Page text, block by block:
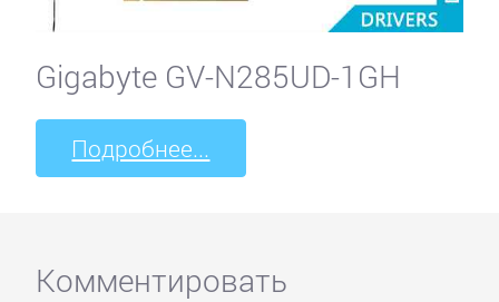
Gigabyte GV-N285UD-1GH
Подробнее...
Комментировать